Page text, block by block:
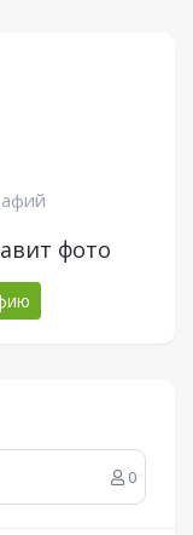
фото
0